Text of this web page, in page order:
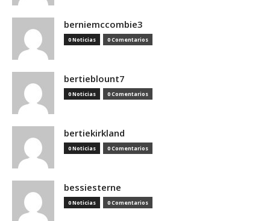
berniemccombie3
0 Noticias 0 Comentarios
bertieblount7
0 Noticias 0 Comentarios
bertiekirkland
0 Noticias 0 Comentarios
bessiesterne
0 Noticias 0 Comentarios